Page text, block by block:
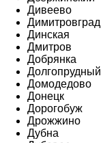
Дивеево
Димитровград
Динская
Дмитров
Добрянка
Долгопрудный
Домодедово
Донецк
Дорогобуж
Дрожжино
Дубна